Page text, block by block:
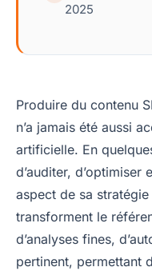
2025
Produire du contenu
n’a jamais été aussi
artificielle. En
d’auditer, d’optimiser
aspect de sa
transforment le
d’analyses fines,
pertinent, permettant